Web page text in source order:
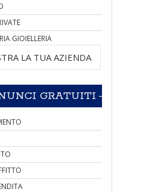
GIOIELLERIA
LA TUA AZIENDA
GRATUITI